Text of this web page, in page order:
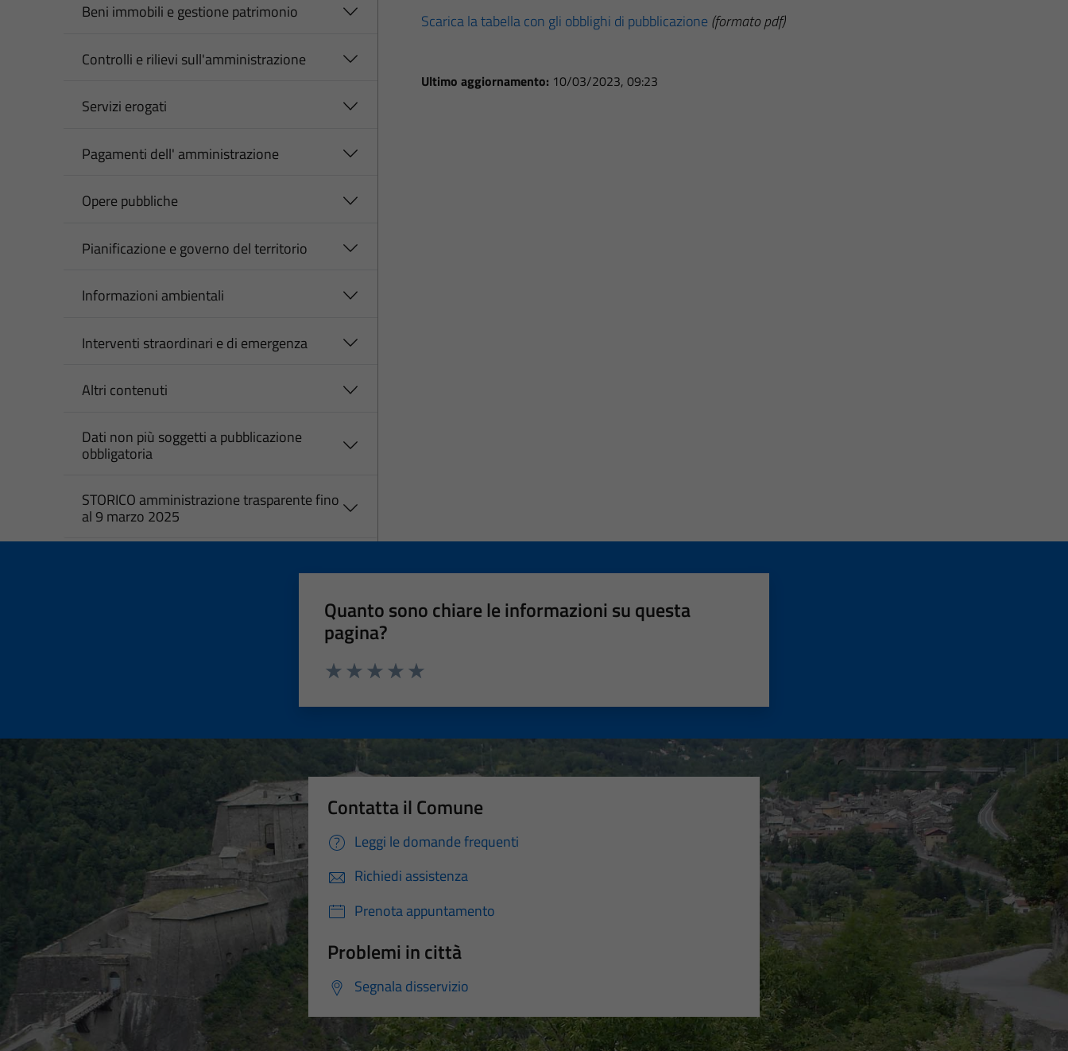
Beni immobili e gestione patrimonio
Controlli e rilievi sull'amministrazione
Servizi erogati
Pagamenti dell' amministrazione
Opere pubbliche
Pianificazione e governo del territorio
Informazioni ambientali
Interventi straordinari e di emergenza
Altri contenuti
Dati non più soggetti a pubblicazione
obbligatoria
STORICO amministrazione trasparente fino
al 9 marzo 2025
Scarica la tabella con gli obblighi di pubblicazione (formato pdf)
Ultimo aggiornamento: 10/03/2023, 09:23
Quanto sono chiare le informazioni su questa
pagina?
Contatta il Comune
Leggi le domande frequenti
Richiedi assistenza
Prenota appuntamento
Problemi in città
Segnala disservizio